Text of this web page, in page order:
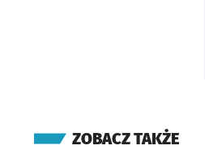
ZOBACZ TAKŻE